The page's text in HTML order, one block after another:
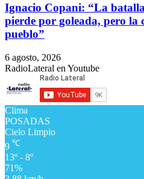
Ignacio Copani: “La
pierde por goleada, pero la
pueblo”
6 agosto, 2026
RadioLateral en Youtube
Clima
POSADAS
Cielo Limpio
9 ℃
13º - 8º
71%